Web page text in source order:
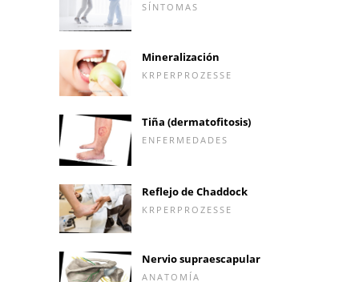
SÍNTOMAS
Mineralización
KRPERPROZESSE
Tiña (dermatofitosis)
ENFERMEDADES
Reflejo de Chaddock
KRPERPROZESSE
Nervio supraescapular
ANATOMÍA